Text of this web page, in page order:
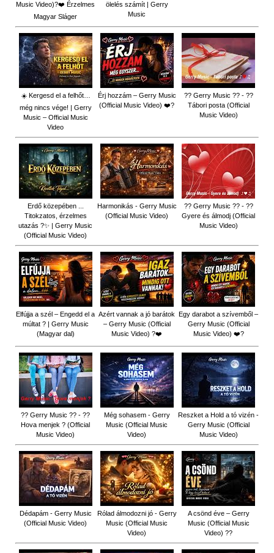
Music Video)?❤️ Érzelmes
Magyar Sláger
ölelés számít | Gerry
Music
☀️ Kergesd el a felhőt…
még nincs vége! | Gerry
Music – Official Music
Video
Érj hozzám – Gerry Music
(Official Music Video) ❤️?
?? Gerry Music ?? - ??
Tábori posta (Official
Music Video)
Erdő közepében ...
Titokzatos, érzelmes
utazás ?✨ | Gerry Music
(Official Music Video)
Harmonikás - Gerry Music
(Official Music Video)
?? Gerry Music ?? - ??
Gyere és álmodj (Official
Music Video)
Elfújja a szél – Engedd el a
múltat ? | Gerry Music
(Magyar dal)
Azért vannak a jó barátok
– Gerry Music (Official
Music Video) ?❤️
Egy darabot a szívemből –
Gerry Music (Official
Music Video) ❤️?
?? Gerry Music ?? - ??
Hova menjek ? (Official
Music Video)
Még sohasem - Gerry
Music (Official Music
Video)
Reszket a Hold a tó vizén -
Gerry Music (Official
Music Video)
Dédapám - Gerry Music
(Official Music Video)
Rólad álmodozni jó - Gerry
Music (Official Music
Video)
A csönd éve – Gerry
Music (Official Music
Video) ??